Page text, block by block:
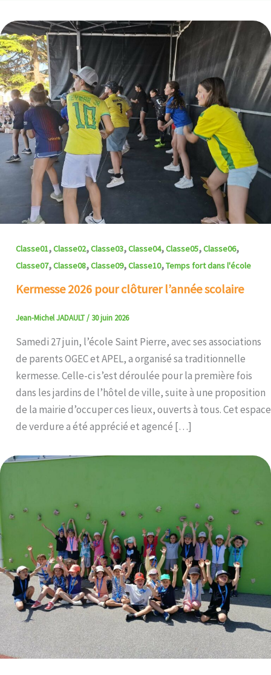
Classe01,Classe02,Classe03,Classe04,Classe05,Classe06,
Classe07,Classe08,Classe09,Classe10,Temps fort dans l'école
Kermesse 2026 pour clôturer l’année scolaire
Jean-Michel JADAULT/ 30 juin 2026
Samedi 27 juin, l’école Saint Pierre, avec ses associations
de parents OGEC et APEL, a organisé sa traditionnelle
kermesse. Celle-ci s’est déroulée pour la première fois
dans les jardins de l’hôtel de ville, suite à une proposition
de la mairie d’occuper ces lieux, ouverts à tous. Cet espace
de verdure a été apprécié et agencé […]